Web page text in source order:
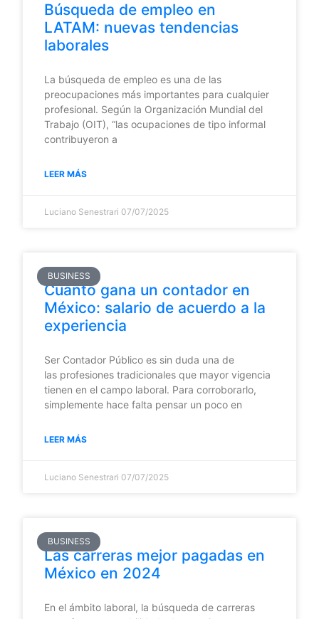
Búsqueda de empleo en
LATAM: nuevas tendencias
laborales
La búsqueda de empleo es una de las
preocupaciones más importantes para cualquier
profesional. Según la Organización Mundial del
Trabajo (OIT), “las ocupaciones de tipo informal
contribuyeron a
LEER MÁS
Luciano Senestrari 07/07/2025
BUSINESS
Cuánto gana un contador en
México: salario de acuerdo a la
experiencia
Ser Contador Público es sin duda una de
las profesiones tradicionales que mayor vigencia
tienen en el campo laboral. Para corroborarlo,
simplemente hace falta pensar un poco en
LEER MÁS
Luciano Senestrari 07/07/2025
BUSINESS
Las carreras mejor pagadas en
México en 2024
En el ámbito laboral, la búsqueda de carreras